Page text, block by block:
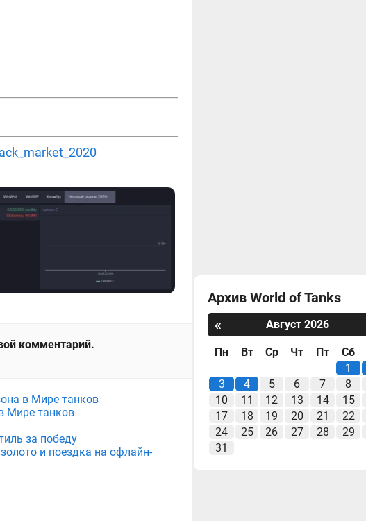
комментарий.
в Мире танков
Мире танков
за победу
и поездка на офлайн-
Архив World of Tanks
«
Август 2026
Пн Вт Ср Чт Пт
Сб
1
3
4 5 6 7
8
10
11 12 13 14
15
17
18 19 20 21
22
24
25 26 27 28
29
31